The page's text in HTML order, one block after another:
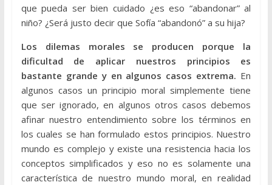
que pueda ser bien cuidado ¿es eso “abandonar” al
niño? ¿Será justo decir que Sofía “abandonó” a su hija?
Los dilemas morales se producen porque la
dificultad de aplicar nuestros principios es
bastante grande y en algunos casos extrema. En
algunos casos un principio moral simplemente tiene
que ser ignorado, en algunos otros casos debemos
afinar nuestro entendimiento sobre los términos en
los cuales se han formulado estos principios. Nuestro
mundo es complejo y existe una resistencia hacia los
conceptos simplificados y eso no es solamente una
característica de nuestro mundo moral, en realidad